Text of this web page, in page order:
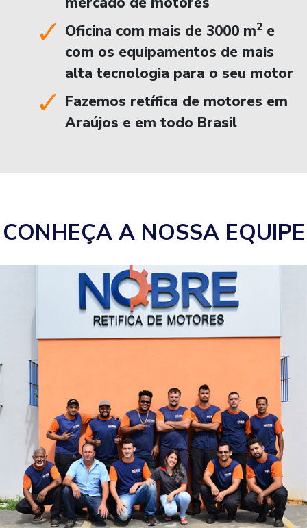
Oficina com mais de 3000 m2 e
com os equipamentos de mais
alta tecnologia para o seu motor
Fazemos retífica de motores em
Araújos e em todo Brasil
CONHEÇA A NOSSA EQUIPE